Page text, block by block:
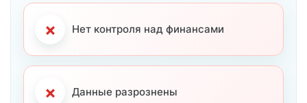
× Нет контроля над финансами
× Данные разрознены